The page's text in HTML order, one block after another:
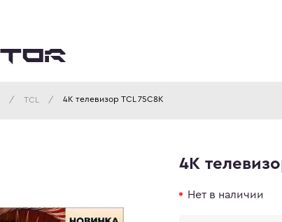
/ TCL / 4K телевизор TCL 75C8K
4K
Нет в наличии